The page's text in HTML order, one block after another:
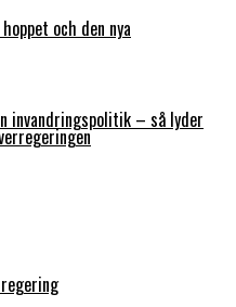
och den nya
invandringspolitik – så lyder